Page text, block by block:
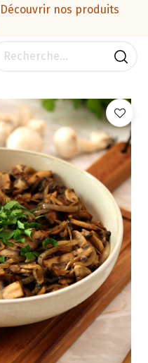
Découvrir nos produits